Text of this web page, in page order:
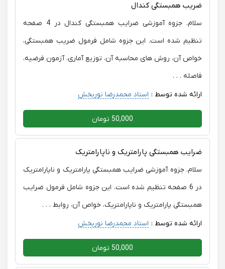
ضریب همبستگی کندال
سلام. جزوه آموزشی ضرایب همبستگی کندال در 4 صفحه
تنظیم شده است. این جزوه شامل فرمول ضریب همبستگی،
خواص آن، روش های محاسبه آن، توزیع آماری، آزمون فرضیه،
فاصله . . .
ارائه شده توسط : استاد محمدرضا نوربخش
50,000 تومان
ضرایب همبستگی پارامتریک و ناپارامتریک
سلام. جزوه آموزشی ضرایب همبستگی پارامتریک و ناپارامتریک
در 6 صفحه تنظیم شده است. این جزوه شامل فرمول ضرایب
همبستگی پارامتریک و ناپارامتریک، خواص آن، روابط . . .
ارائه شده توسط : استاد محمدرضا نوربخش
50,000 تومان